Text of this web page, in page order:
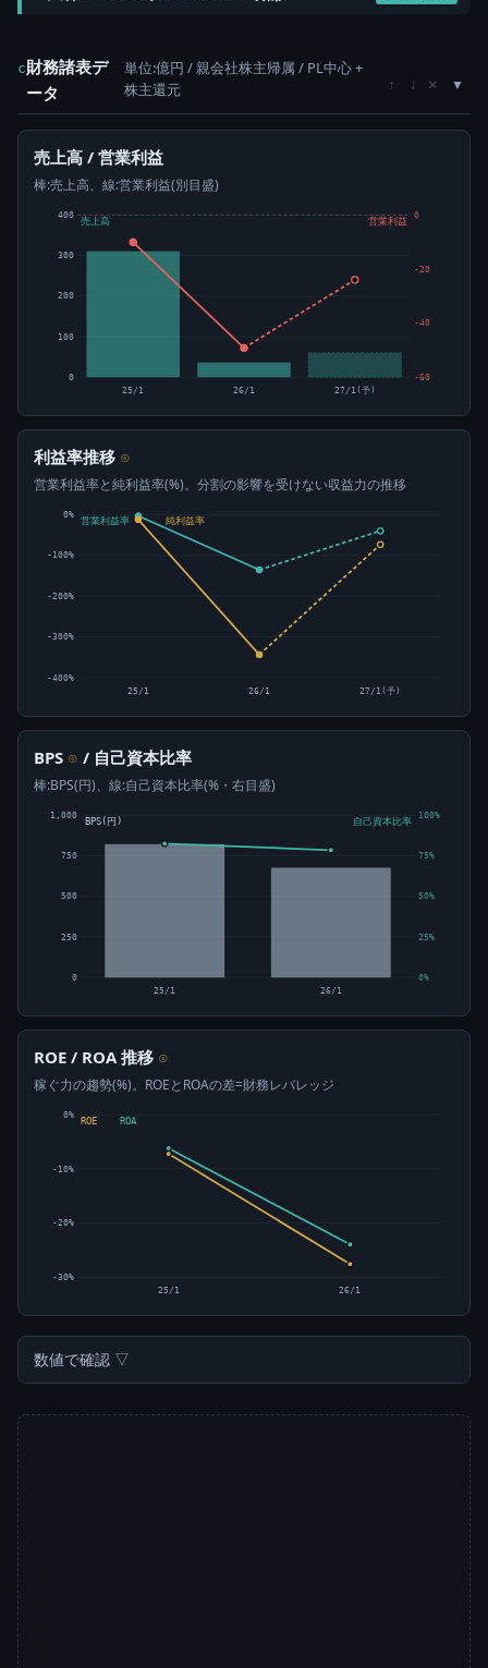
c財務諸表デ
ータ
単位:億円 / 親会社株主帰属 / PL中心 +
株主還元
↑ ↓ ×
売上高 / 営業利益
棒:売上高、線:営業利益(別目盛)
0
100
200
300
400
-60
-40
-20
0
25/1 26/1 27/1(予)
売上高 営業利益
利益率推移 ⊙
営業利益率と純利益率(%)。分割の影響を受けない収益力の推移
-400%
-300%
-200%
-100%
0%
営業利益率 純利益率
25/1 26/1 27/1(予)
BPS ⊙ / 自己資本比率
棒:BPS(円)、線:自己資本比率(%・右目盛)
0
250
500
750
1,000
0%
25%
50%
75%
100%
25/1 26/1
BPS(円) 自己資本比率
ROE / ROA 推移 ⊙
稼ぐ力の趨勢(%)。ROEとROAの差=財務レバレッジ
-30%
-20%
-10%
0%
ROE ROA
25/1 26/1
数値で確認 ▽